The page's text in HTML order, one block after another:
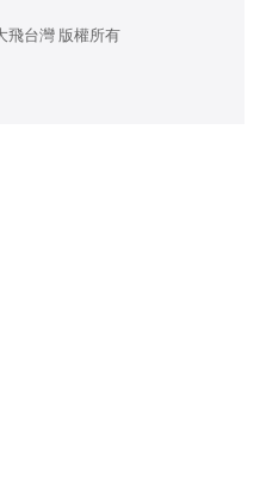
飛台灣 版權所有